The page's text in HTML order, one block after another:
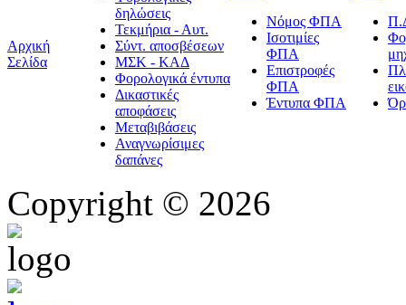
Αρχική
Σελίδα
δηλώσεις
Τεκμήρια - Αυτ.
Σύντ. αποσβέσεων
ΜΣΚ - ΚΑΔ
Φορολογικά έντυπα
Δικαστικές
αποφάσεις
Μεταβιβάσεις
Αναγνωρίσιμες
δαπάνες
Νόμος ΦΠΑ
Ισοτιμίες
ΦΠΑ
Επιστροφές
ΦΠΑ
Έντυπα ΦΠΑ
Copyright © 2026